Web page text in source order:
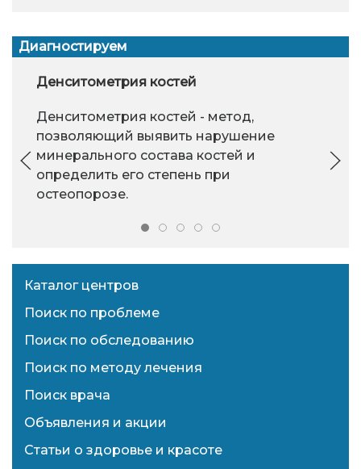
Диагностируем
Денситометрия костей
Денситометрия костей - метод,
позволяющий выявить нарушение
минерального состава костей и
определить его степень при
остеопорозе.
Каталог центров
Поиск по проблеме
Поиск по обследованию
Поиск по методу лечения
Поиск врача
Объявления и акции
Статьи о здоровье и красоте